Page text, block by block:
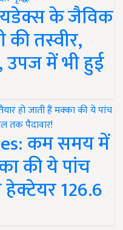
के जैविक
की तस्वीर,
में भी हुई
कम समय में
की ये पांच
हेक्टेयर 126.6